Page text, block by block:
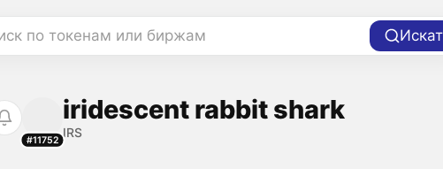
по токенам или биржам
#11752
iridescent rabbit shark
IRS